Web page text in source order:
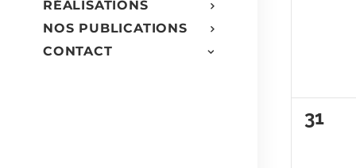
RÉALISATIONS
NOS PUBLICATIONS
CONTACT
0
31